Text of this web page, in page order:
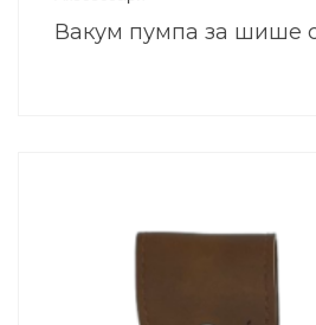
Вакум пумпа за шише